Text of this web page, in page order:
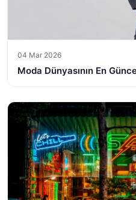
04 Mar 2026
Moda Dünyasının En